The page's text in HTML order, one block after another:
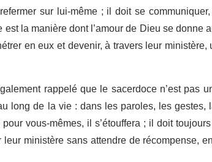
sur lui-même ; il doit se
la manière dont l’amour de Dieu se
en eux et devenir, à travers leur
rappelé que le sacerdoce n’est pas
long de la vie : dans les paroles, les
vous-mêmes, il s’étouffera ; il doit
ministère sans attendre de récompense,